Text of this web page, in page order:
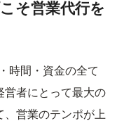
そ営業代行を
時間・資金の全て
営者にとって最大の
、営業のテンポが上